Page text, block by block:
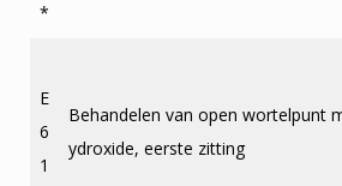
*
E
6
1
Behandelen van open wortelpunt
ydroxide, eerste zitting